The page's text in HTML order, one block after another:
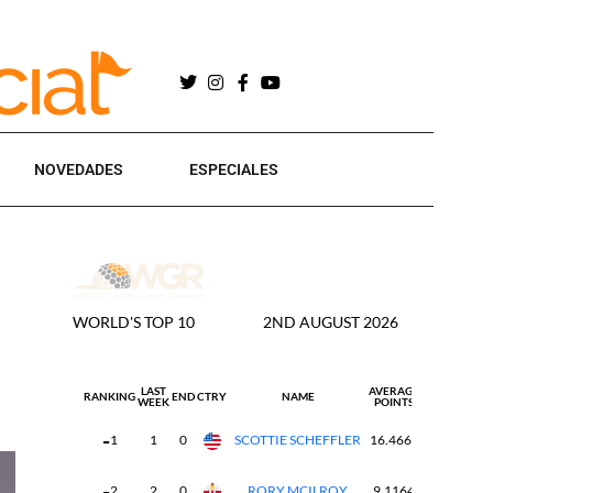
NOVEDADES ESPECIALES